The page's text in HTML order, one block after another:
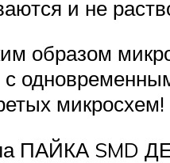
и не
образом
ПАЙКА SMD